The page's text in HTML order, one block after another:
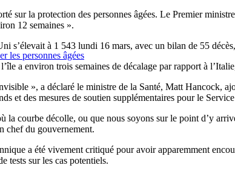
sur la protection des personnes âgées. Le Premier
12 semaines ».
les personnes âgées
s’élevait à 1 543 lundi 16 mars, avec un bilan de 55
a environ trois semaines de décalage par rapport à
», a déclaré le ministre de la Santé, Matt Hancock,
et des mesures de soutien supplémentaires pour le
la courbe décolle, ou que nous soyons sur le point d’y
chef du gouvernement.
a été vivement critiqué pour avoir apparemment
tests sur les cas potentiels.